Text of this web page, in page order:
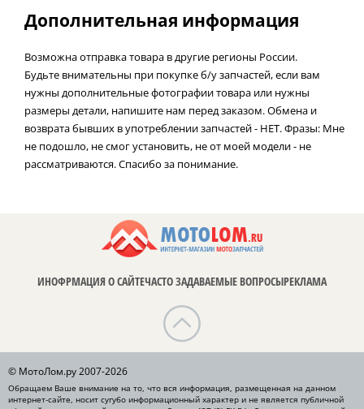
Дополнительная информация
Возможна отправка товара в другие регионы России.
Будьте внимательны при покупке б/у запчастей, если вам
нужны дополнительные фотографии товара или нужны
размеры детали, напишите нам перед заказом. Обмена и
возврата бывших в употреблении запчастей - НЕТ. Фразы: Мне
не подошло, не смог установить, не от моей модели - не
рассматриваются. Спасибо за понимание.
ИНОФРМАЦИЯ О САЙТЕЧАСТО ЗАДАВАЕМЫЕ ВОПРОСЫРЕКЛАМА
© МотоЛом.ру 2007-2026
Обращаем Ваше внимание на то, что вся информация, размещенная на данном
интернет-сайте, носит сугубо информационный характер и не является публичной